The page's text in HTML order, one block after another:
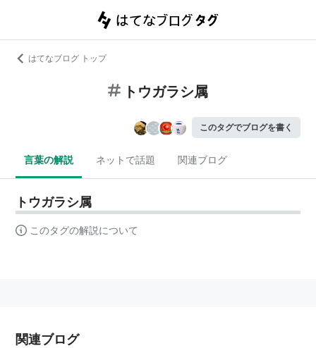
はてなブログ トップ
トウガラシ属
このタグでブログを書く
言葉の解説 ネットで話題 関連ブログ
トウガラシ属
このタグの解説について
関連ブログ